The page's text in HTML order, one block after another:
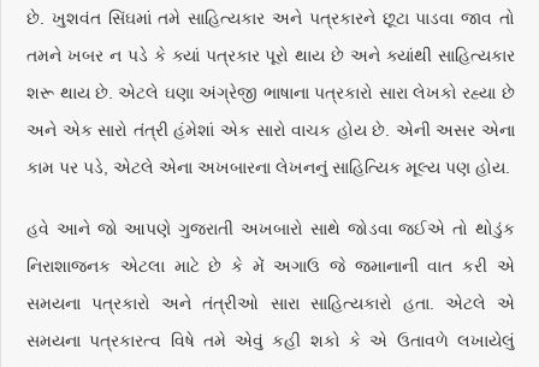
છે. ખુશવંત સિંઘમાં તમે સાહિત્યકાર અને પત્રકારને છૂટા પાડવા જાવ તો
તમને ખબર ન પડે કે ક્યાં પત્રકાર પૂરો થાય છે અને ક્યાંથી સાહિત્યકાર
શરૂ થાય છે. એટલે ઘણા અંગ્રેજી ભાષાના પત્રકારો સારા લેખકો રહ્યા છે
અને એક સારો તંત્રી હંમેશાં એક સારો વાચક હોય છે. એની અસર એના
કામ પર પડે, એટલે એના અખબારના લેખનનું સાહિત્યિક મૂલ્ય પણ હોય.
હવે આને જો આપણે ગુજરાતી અખબારો સાથે જોડવા જઈએ તો થોડુંક
નિરાશાજનક એટલા માટે છે કે મેં અગાઉ જે જમાનાની વાત કરી એ
સમયના પત્રકારો અને તંત્રીઓ સારા સાહિત્યકારો હતા. એટલે એ
સમયના પત્રકારત્વ વિષે તમે એવું કહી શકો કે એ ઉતાવળે લખાયેલું